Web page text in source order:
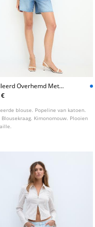
Overhemd Met
En Kimonomouwen
blouse. Popeline van katoen.
Blousekraag. Kimonomouw. Plooien